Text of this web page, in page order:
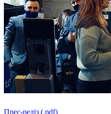
Прес-реліз (.pdf)